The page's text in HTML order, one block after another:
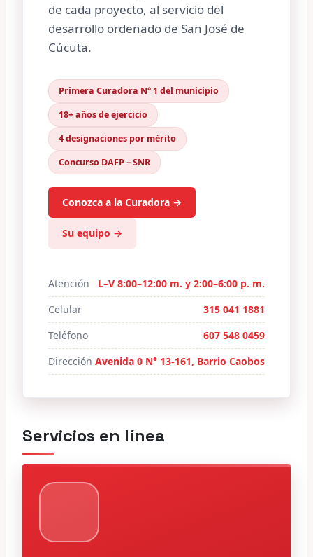
de cada proyecto, al servicio del
desarrollo ordenado de San José de
Cúcuta.
Primera Curadora N° 1 del municipio
18+ años de ejercicio
4 designaciones por mérito
Concurso DAFP – SNR
Conozca a la Curadora →
Su equipo →
Atención
L–V 8:00–12:00 m. y 2:00–6:00 p. m.
Celular
315 041 1881
Teléfono
607 548 0459
Dirección Avenida 0 N° 13-161, Barrio Caobos
Servicios en línea